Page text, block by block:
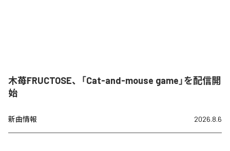
木苺FRUCTOSE、「Cat-and-mouse game」を配信開
始
新曲情報 2026.8.6